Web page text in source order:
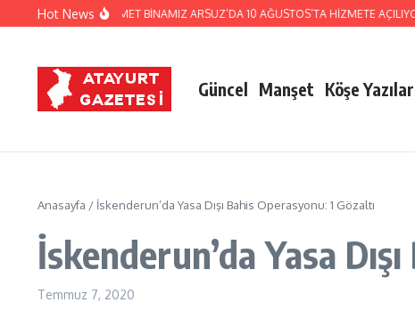
İçeriğe atlaHot News
POLİS EVİ EK HİZMET BİNAMIZ ARSUZ’DA 10 AĞUSTOS’TA HİZMETE
Güncel Manşet Köşe
Anasayfa / İskenderun’da Yasa Dışı Bahis Operasyonu: 1 Gözaltı
İskenderun’da Yasa
Temmuz 7, 2020